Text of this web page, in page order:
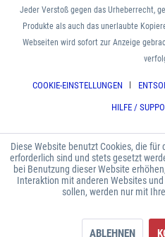
COOKIE-EINSTELLUNGEN
HILFE /
Jeder Verstoß gegen das Urheberrecht,
Produkte als auch das unerlaubte
Webseiten wird sofort zur Anzeige
Diese Website benutzt Cookies, die
erforderlich sind und stets gesetzt
bei Benutzung dieser Website
Interaktion mit anderen Websites
sollen, werden nur mit
ABLEHNEN